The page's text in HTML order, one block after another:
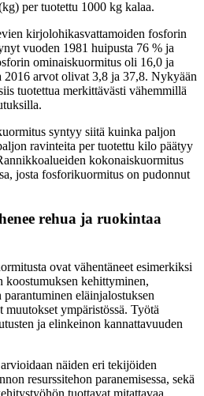
per tuotettu 1000 kg kalaa.
kirjolohikasvattamoiden fosforin
vuoden 1981 huipusta 76 % ja
ominaiskuormitus oli 16,0 ja
arvot olivat 3,8 ja 37,8. Nykyään
tuotettua merkittävästi vähemmillä
syntyy siitä kuinka paljon
ravinteita per tuotettu kilo päätyy
kokonaiskuormitus
josta fosforikuormitus on pudonnut
rehua ja ruokintaa
ovat vähentäneet esimerkiksi
kehittyminen,
eläinjalostuksen
muutokset ympäristössä. Työtä
ja elinkeinon kannattavuuden
näiden eri tekijöiden
resurssitehon paranemisessa, sekä
tuottavat mitattavaa